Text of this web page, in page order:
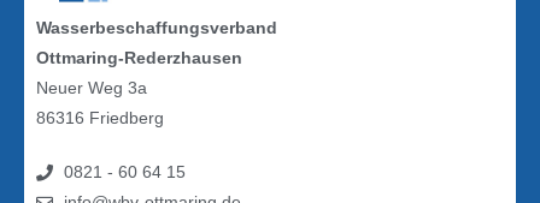
Wasserbeschaffungsverband
Ottmaring-Rederzhausen
Neuer Weg 3a
86316 Friedberg
0821 - 60 64 15